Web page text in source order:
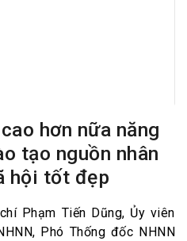
hơn nữa năng
tạo nguồn nhân
hội tốt đẹp
Phạm Tiến Dũng, Ủy viên
Phó Thống đốc NHNN